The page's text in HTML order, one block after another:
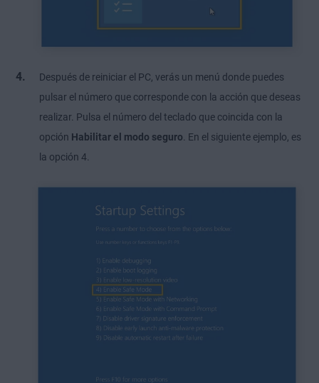
Después de reiniciar el PC, verás un menú donde puedes
pulsar el número que corresponde con la acción que deseas
realizar. Pulsa el número del teclado que coincida con la
opción Habilitar el modo seguro . En el siguiente ejemplo, es
la opción 4.